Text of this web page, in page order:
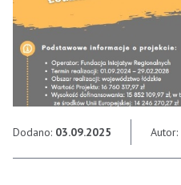
Dodano: 03.09.2025 Autor: